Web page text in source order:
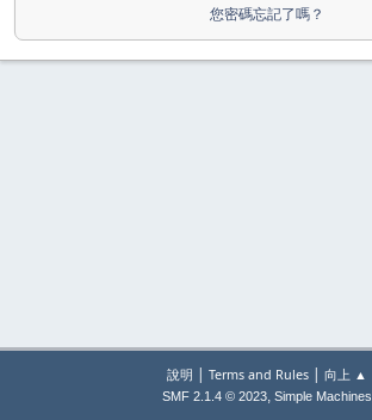
您密碼忘記了嗎？
說明 | Terms and Rules | 向上 ▲
SMF 2.1.4 © 2023, Simple Machines